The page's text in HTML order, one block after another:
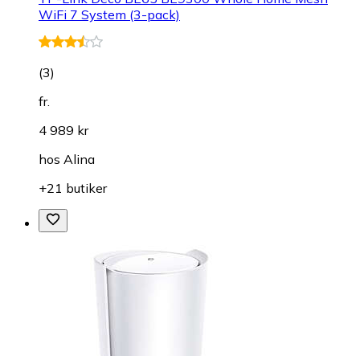
WiFi 7 System (3-pack)
(3)
fr.
4 989 kr
hos Alina
+21 butiker